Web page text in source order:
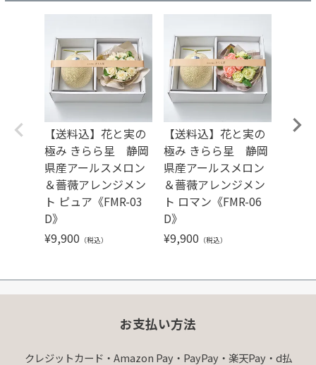
【送料込】花と実の
極み きらら星 静岡
県産アールスメロン
＆薔薇アレンジメン
ト ピュア《FMR-03
D》
¥9,900 （税込）
【送料込】花と実の
極み きらら星 静岡
県産アールスメロン
＆薔薇アレンジメン
ト ロマン《FMR-06
D》
¥9,900 （税込）
【送
お支払い方法
クレジットカード・Amazon Pay・PayPay・楽天Pay・d払